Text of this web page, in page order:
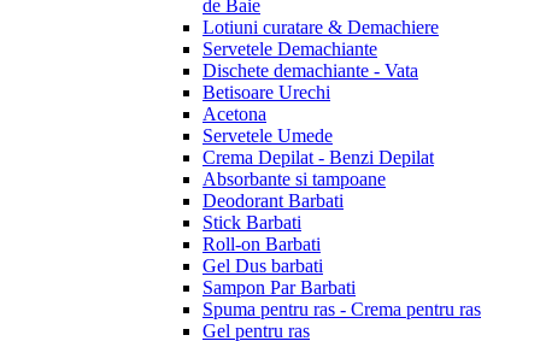
de Baie
Lotiuni curatare & Demachiere
Servetele Demachiante
Dischete demachiante - Vata
Betisoare Urechi
Acetona
Servetele Umede
Crema Depilat - Benzi Depilat
Absorbante si tampoane
Deodorant Barbati
Stick Barbati
Roll-on Barbati
Gel Dus barbati
Sampon Par Barbati
Spuma pentru ras - Crema pentru ras
Gel pentru ras